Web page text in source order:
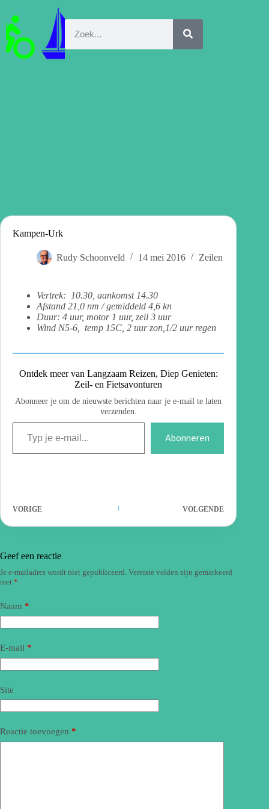
Kampen-Urk
Rudy Schoonveld 14 mei 2016 Zeilen
Vertrek: 10.30, aankomst 14.30
Afstand 21,0 nm / gemiddeld 4,6 kn
Duur: 4 uur, motor 1 uur, zeil 3 uur
Wind N5-6, temp 15C, 2 uur zon,1/2 uur regen
Ontdek meer van Langzaam Reizen, Diep Genieten:
Zeil- en Fietsavonturen
Abonneer je om de nieuwste berichten naar je e-mail te laten
verzenden.
Abonneren
VORIGE VOLGENDE
Geef een reactie
Je e-mailadres wordt niet gepubliceerd. Vereiste velden zijn gemarkeerd
met *
Naam *
E-mail *
Site
Reactie toevoegen *